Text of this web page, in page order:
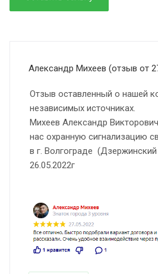
Александр Михеев (отзыв от
Отзыв оставленный о нашей
независимых источниках.
Михеев Александр
нас охранную сигнализацию
в г. Волгограде
26.05.2022г